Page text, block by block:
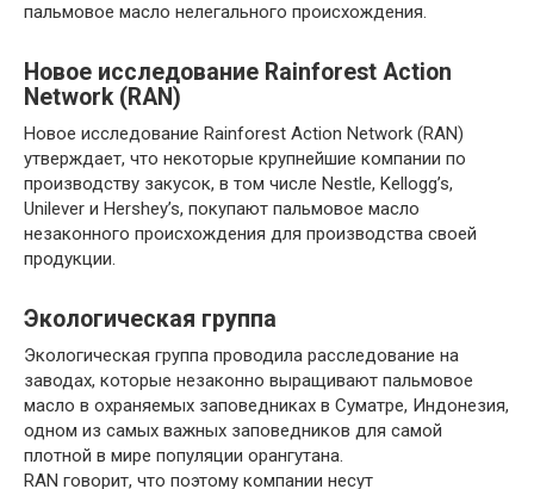
пальмовое масло нелегального происхождения.
Новое исследование Rainforest Action
Network (RAN)
Новое исследование Rainforest Action Network (RAN)
утверждает, что некоторые крупнейшие компании по
производству закусок, в том числе Nestle, Kellogg’s,
Unilever и Hershey’s, покупают пальмовое масло
незаконного происхождения для производства своей
продукции.
Экологическая группа
Экологическая группа проводила расследование на
заводах, которые незаконно выращивают пальмовое
масло в охраняемых заповедниках в Суматре, Индонезия,
одном из самых важных заповедников для самой
плотной в мире популяции орангутана.
RAN говорит, что поэтому компании несут